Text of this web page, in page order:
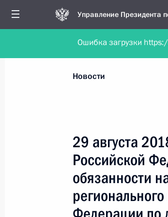
Управление Президента
Обратиться в форме
Все новости
Все руководители,
Новости
29 августа
Российской
обязанности
Ошибка загрузки